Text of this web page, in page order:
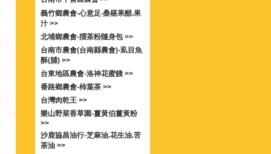
義竹鄉農會-心意足‧桑椹果醋.果
汁 >>
北埔鄉農會-擂茶粉隨身包 >>
台南市農會(台南縣農會)-虱目魚
酥(脯) >>
台東地區農會-洛神花蜜餞 >>
番路鄉農會-柿葉茶 >>
台灣肉乾王 >>
樂山野菜香草園-薑黃伯薑黃粉
>>
沙鹿協昌油行-芝麻油.花生油.苦
茶油 >>